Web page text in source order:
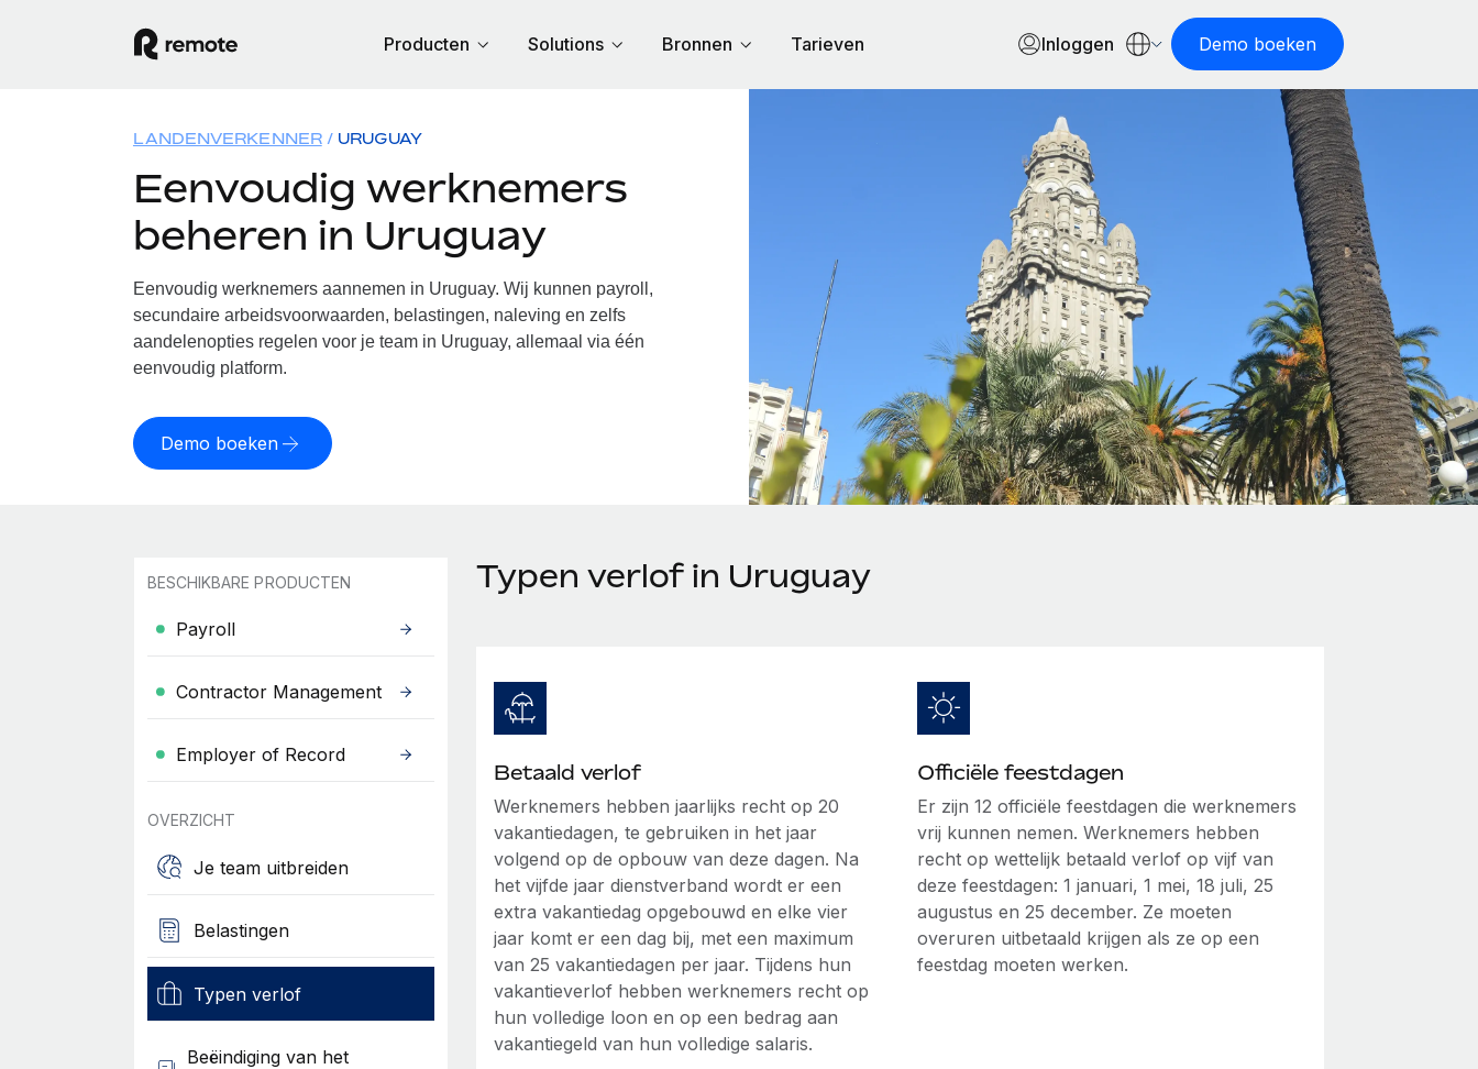
Producten Solutions Bronnen Tarieven Inloggen Demo boeken
LANDENVERKENNER URUGUAY
Eenvoudig werknemers
beheren in Uruguay
Eenvoudig werknemers aannemen in Uruguay. Wij kunnen payroll,
secundaire arbeidsvoorwaarden, belastingen, naleving en zelfs
aandelenopties regelen voor je team in Uruguay, allemaal via één
eenvoudig platform.
Demo boeken
BESCHIKBARE PRODUCTEN
Payroll
Contractor Management
Employer of Record
OVERZICHT
Je team uitbreiden
Belastingen
Typen verlof
Beëindiging van het
Typen verlof in Uruguay
Betaald verlof
Werknemers hebben jaarlijks recht op 20
vakantiedagen, te gebruiken in het jaar
volgend op de opbouw van deze dagen. Na
het vijfde jaar dienstverband wordt er een
extra vakantiedag opgebouwd en elke vier
jaar komt er een dag bij, met een maximum
van 25 vakantiedagen per jaar. Tijdens hun
vakantieverlof hebben werknemers recht op
hun volledige loon en op een bedrag aan
vakantiegeld van hun volledige salaris.
Officiële feestdagen
Er zijn 12 officiële feestdagen die werknemers
vrij kunnen nemen. Werknemers hebben
recht op wettelijk betaald verlof op vijf van
deze feestdagen: 1 januari, 1 mei, 18 juli, 25
augustus en 25 december. Ze moeten
overuren uitbetaald krijgen als ze op een
feestdag moeten werken.